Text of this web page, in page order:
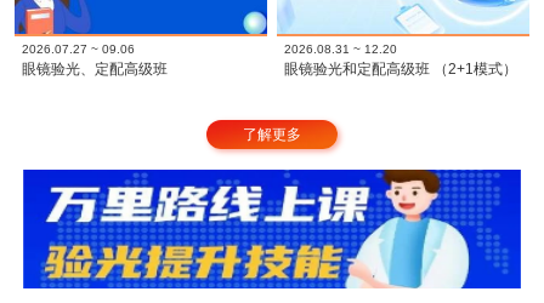
2026.07.27 ~ 09.06
眼镜验光、定配高级班
2026.08.31 ~ 12.20
眼镜验光和定配高级班 （2+1模式）
了解更多